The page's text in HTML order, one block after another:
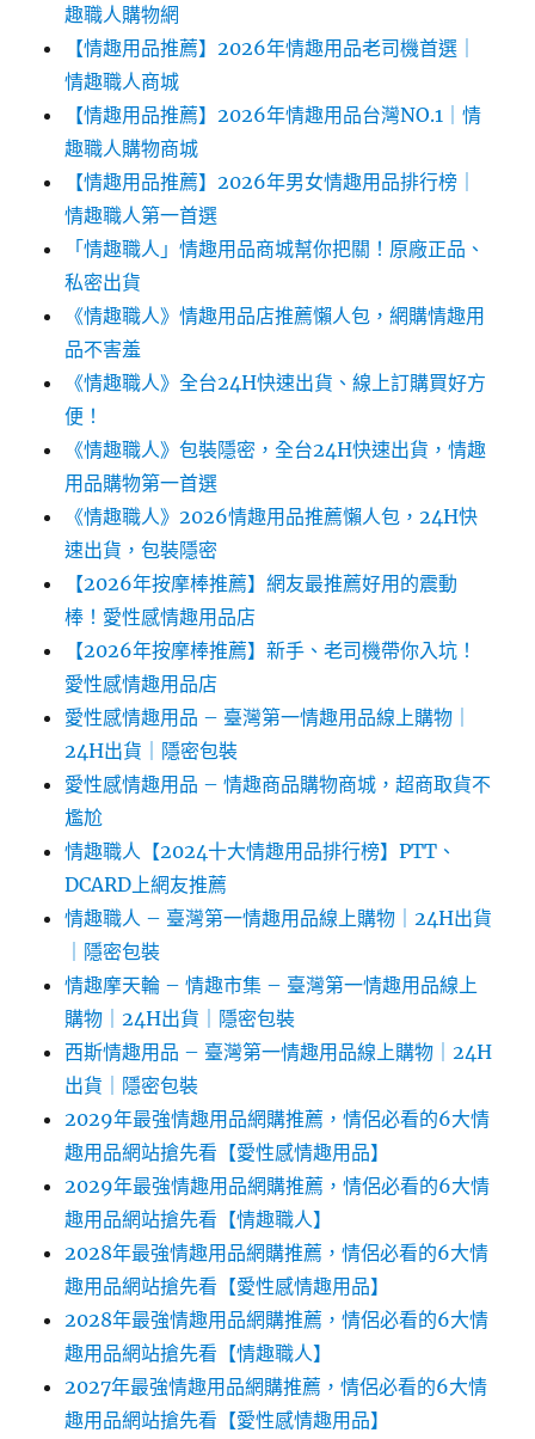
趣職人購物網
【情趣用品推薦】2026年情趣用品老司機首選｜
情趣職人商城
【情趣用品推薦】2026年情趣用品台灣NO.1｜情
趣職人購物商城
【情趣用品推薦】2026年男女情趣用品排行榜｜
情趣職人第一首選
「情趣職人」情趣用品商城幫你把關！原廠正品、
私密出貨
《情趣職人》情趣用品店推薦懶人包，網購情趣用
品不害羞
《情趣職人》全台24H快速出貨、線上訂購買好方
便！
《情趣職人》包裝隱密，全台24H快速出貨，情趣
用品購物第一首選
《情趣職人》2026情趣用品推薦懶人包，24H快
速出貨，包裝隱密
【2026年按摩棒推薦】網友最推薦好用的震動
棒！愛性感情趣用品店
【2026年按摩棒推薦】新手、老司機帶你入坑！
愛性感情趣用品店
愛性感情趣用品 – 臺灣第一情趣用品線上購物｜
24H出貨｜隱密包裝
愛性感情趣用品 – 情趣商品購物商城，超商取貨不
尷尬
情趣職人【2024十大情趣用品排行榜】PTT、
DCARD上網友推薦
情趣職人 – 臺灣第一情趣用品線上購物｜24H出貨
｜隱密包裝
情趣摩天輪 – 情趣市集 – 臺灣第一情趣用品線上
購物｜24H出貨｜隱密包裝
西斯情趣用品 – 臺灣第一情趣用品線上購物｜24H
出貨｜隱密包裝
2029年最強情趣用品網購推薦，情侶必看的6大情
趣用品網站搶先看【愛性感情趣用品】
2029年最強情趣用品網購推薦，情侶必看的6大情
趣用品網站搶先看【情趣職人】
2028年最強情趣用品網購推薦，情侶必看的6大情
趣用品網站搶先看【愛性感情趣用品】
2028年最強情趣用品網購推薦，情侶必看的6大情
趣用品網站搶先看【情趣職人】
2027年最強情趣用品網購推薦，情侶必看的6大情
趣用品網站搶先看【愛性感情趣用品】